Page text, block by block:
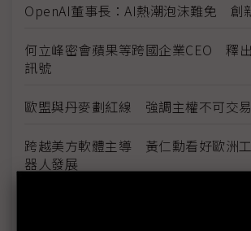
OpenAI董事長：AI熱潮泡沫難免 創
何立峰密會蘋果等跨國企業CEO 釋
訊號
歐盟與丹麥劃紅線 強調主權不可交
跨越美方軟體主導 黃仁勳看好歐洲
器人發展